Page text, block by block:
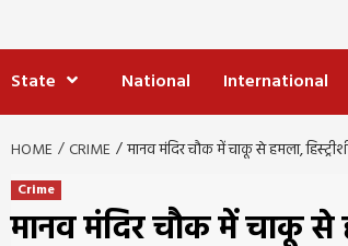
State National International
HOME CRIME मानव मंदिर चौक में चाकू से हमला,
Crime
मानव मंदिर चौक में चाकू से